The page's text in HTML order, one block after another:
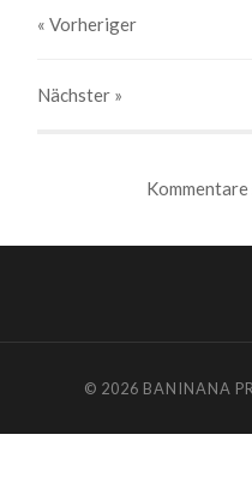
« Vorheriger
Nächster »
© 2026 BANINANA